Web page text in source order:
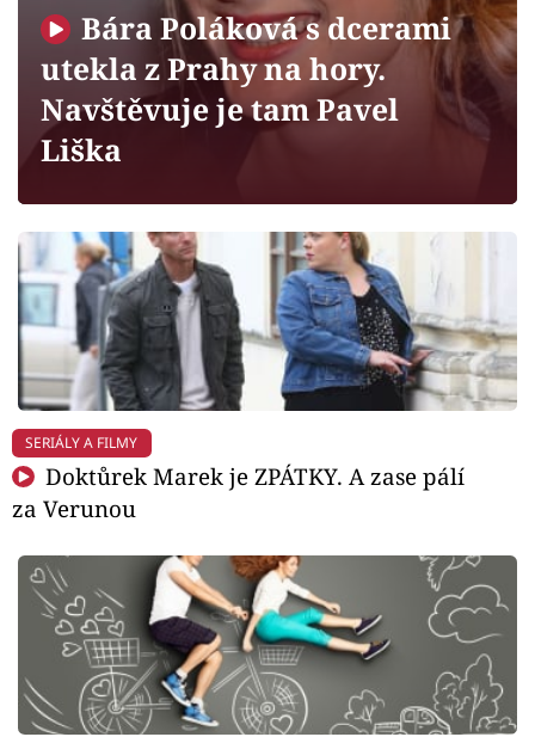
Sledujte prima+
Filmový festival Karlovy Vary
Mámy sobě
Přihlášení
Sledujte nás
Bára Poláková s dcerami
utekla z Prahy na hory.
Navštěvuje je tam Pavel
Liška
SERIÁLY A FILMY
Doktůrek Marek je ZPÁTKY. A zase pálí
za Verunou